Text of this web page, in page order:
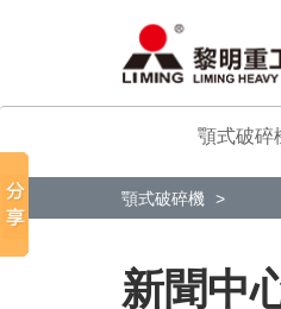
顎式破碎
顎式破碎機
新聞中